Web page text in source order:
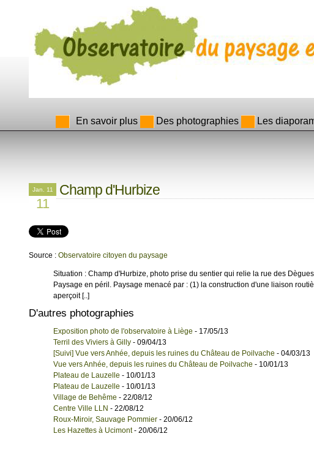
En savoir plus Des photographies Les
Jan. 11
11
Champ d'Hurbize
Source : Observatoire citoyen du paysage
Situation : Champ d'Hurbize, photo prise du sentier qui relie la rue des
Paysage en péril. Paysage menacé par : (1) la construction d'une liaison
aperçoit [..]
D'autres photographies
Exposition photo de l'observatoire à Liège - 17/05/13
Terril des Viviers à Gilly - 09/04/13
[Suivi] Vue vers Anhée, depuis les ruines du Château de Poilvache - 04/03/13
Vue vers Anhée, depuis les ruines du Château de Poilvache - 10/01/13
Plateau de Lauzelle - 10/01/13
Plateau de Lauzelle - 10/01/13
Village de Behême - 22/08/12
Centre Ville LLN - 22/08/12
Roux-Miroir, Sauvage Pommier - 20/06/12
Les Hazettes à Ucimont- 20/06/12